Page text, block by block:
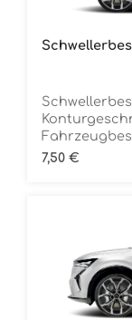
Regulärer
7,50 €